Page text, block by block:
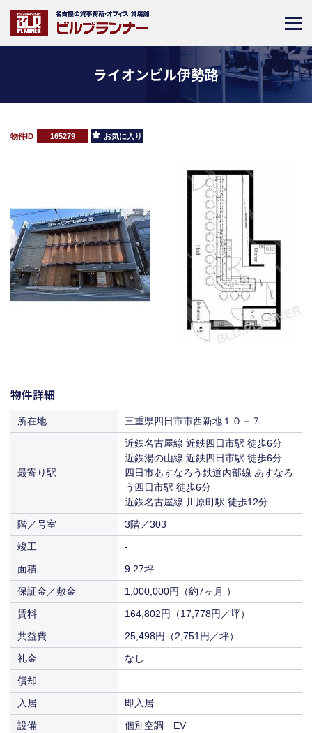
ライオンビル伊勢路
物件ID 165279 お気に入り
物件詳細
所在地 三重県四日市市西新地１０－７
最寄り駅
近鉄名古屋線 近鉄四日市駅 徒歩6分
近鉄湯の山線 近鉄四日市駅 徒歩6分
四日市あすなろう鉄道内部線 あすなろ
う四日市駅 徒歩6分
近鉄名古屋線 川原町駅 徒歩12分
階／号室
3階／303
竣工
-
面積
9.27坪
保証金／敷金
1,000,000円（約7ヶ月 ）
賃料
164,802円（17,778円／坪）
共益費
25,498円（2,751円／坪）
礼金
なし
償却
入居
即入居
設備
個別空調 EV